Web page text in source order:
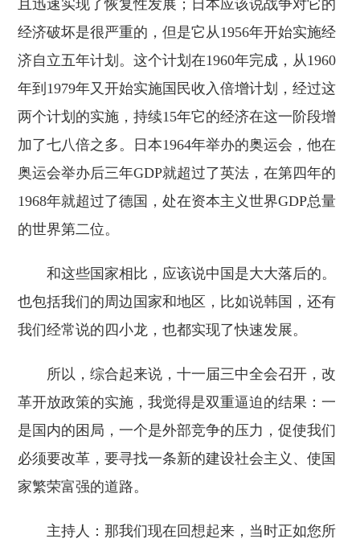
且迅速实现了恢复性发展；日本应该说战争对它的
经济破坏是很严重的，但是它从1956年开始实施经
济自立五年计划。这个计划在1960年完成，从1960
年到1979年又开始实施国民收入倍增计划，经过这
两个计划的实施，持续15年它的经济在这一阶段增
加了七八倍之多。日本1964年举办的奥运会，他在
奥运会举办后三年GDP就超过了英法，在第四年的
1968年就超过了德国，处在资本主义世界GDP总量
的世界第二位。
和这些国家相比，应该说中国是大大落后的。
也包括我们的周边国家和地区，比如说韩国，还有
我们经常说的四小龙，也都实现了快速发展。
所以，综合起来说，十一届三中全会召开，改
革开放政策的实施，我觉得是双重逼迫的结果：一
是国内的困局，一个是外部竞争的压力，促使我们
必须要改革，要寻找一条新的建设社会主义、使国
家繁荣富强的道路。
主持人：那我们现在回想起来，当时正如您所